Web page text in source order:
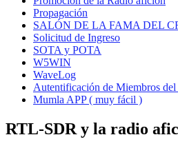
Propagación
SALÓN DE LA FAMA DEL
Solicitud de Ingreso
SOTA y POTA
W5WIN
WaveLog
Autentificación de Miembros
Mumla APP ( muy fácil )
RTL-SDR y la radio